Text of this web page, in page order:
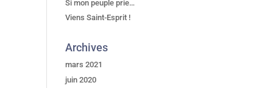
Si mon peuple prie…
Viens Saint-Esprit !
Archives
mars 2021
juin 2020